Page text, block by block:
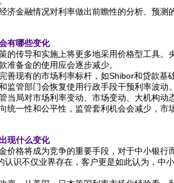
金融情况对利率做出前瞻性的分析、预测
有哪些变化
传导和实施上将更多地采用价格型工具。
准备金的使用应会逐步减少。
现有的市场利率标杆，如Shibor和贷款基础
管部门会恢复使用行政手段干预利率波动。
局对市场利率变动、市场变动、大机构动
一性和公平性，监管套利机会会减少，市
现什么变化
格将成为竞争的重要手段，对于中小银行
认识不仅业界存在，客户更是如此认为，